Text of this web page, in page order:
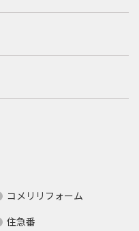
コメリリフォーム
住急番